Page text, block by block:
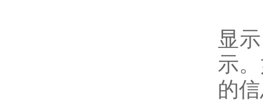
显
示
的